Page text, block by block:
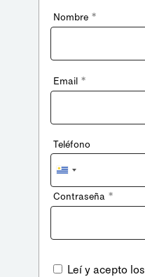
Nombre *
Email *
Teléfono
Uruguay
+598
Contraseña *
Leí y acepto los